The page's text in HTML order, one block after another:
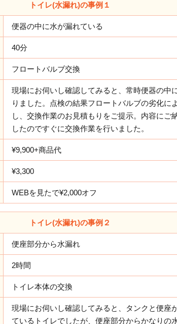
トイレ(水漏れ)の事例１
便器の中に水が漏れている
40分
フロートバルブ交換
現場にお伺いし確認してみると、常時便器の中
りました。点検の結果フロートバルブの劣化に
し、交換作業のお見積もりをご提示。内容にご
したのですぐに交換作業を行いました。
¥9,900+商品代
¥3,300
WEBを見たで¥2,000オフ
トイレ(水漏れ)の事例２
便座部分から水漏れ
2時間
トイレ本体の交換
現場にお伺いし確認してみると、タンクと便座
ているトイレでしたが、便座部分からかなりの